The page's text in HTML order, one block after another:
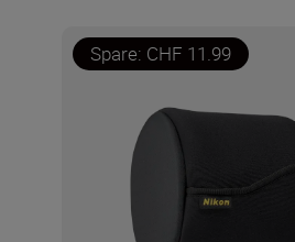
Spare: CHF 11.99